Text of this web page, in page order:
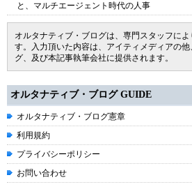
と、マルチエージェント時代の人事
オルタナティブ・ブログは、専門スタッフに
す。入力頂いた内容は、アイティメディアの
グ、及び本記事執筆会社に提供されます。
オルタナティブ・ブログ GUIDE
オルタナティブ・ブログ憲章
利用規約
プライバシーポリシー
お問い合わせ